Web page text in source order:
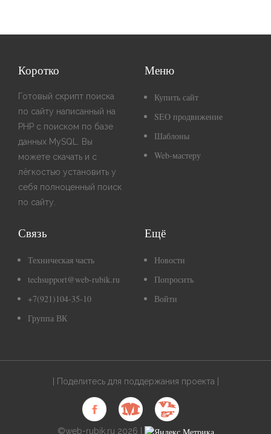
Коротко
Готовый скрипт поиска
по сайту написанный на
PHP с поиском по базе
данных MySQL. Вы
можете скачать и с
лёгкостью установить у
себя полноценный поиск
по сайту.
Меню
Купить сайт
SEO продвижение
Шаблоны
Web-мастеру
Связь
Техническая часть
techsupport@web-rubik.ru
+7(921)104-35-10
Группа ВК
Ещё
Новости
Попросить
Войти
| Поделитесь для поддержания проекта |
©web-rubik.ru 2026 |